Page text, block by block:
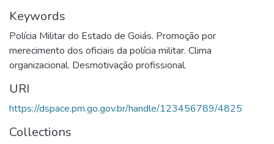
Keywords
Polícia Militar do Estado de Goiás. Promoção por
merecimento dos oficiais da polícia militar. Clima
organizacional. Desmotivação profissional.
URI
https://dspace.pm.go.gov.br/handle/123456789/4825
Collections